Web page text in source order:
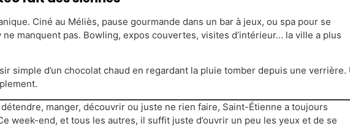
Ciné au Méliès, pause gourmande dans un bar à jeux, ou spa pour se
manquent pas. Bowling, expos couvertes, visites d’intérieur… la ville a plus
simple d’un chocolat chaud en regardant la pluie tomber depuis une verrière.
manger, découvrir ou juste ne rien faire, Saint-Étienne a toujours
week-end, et tous les autres, il suffit juste d’ouvrir un peu les yeux et de se